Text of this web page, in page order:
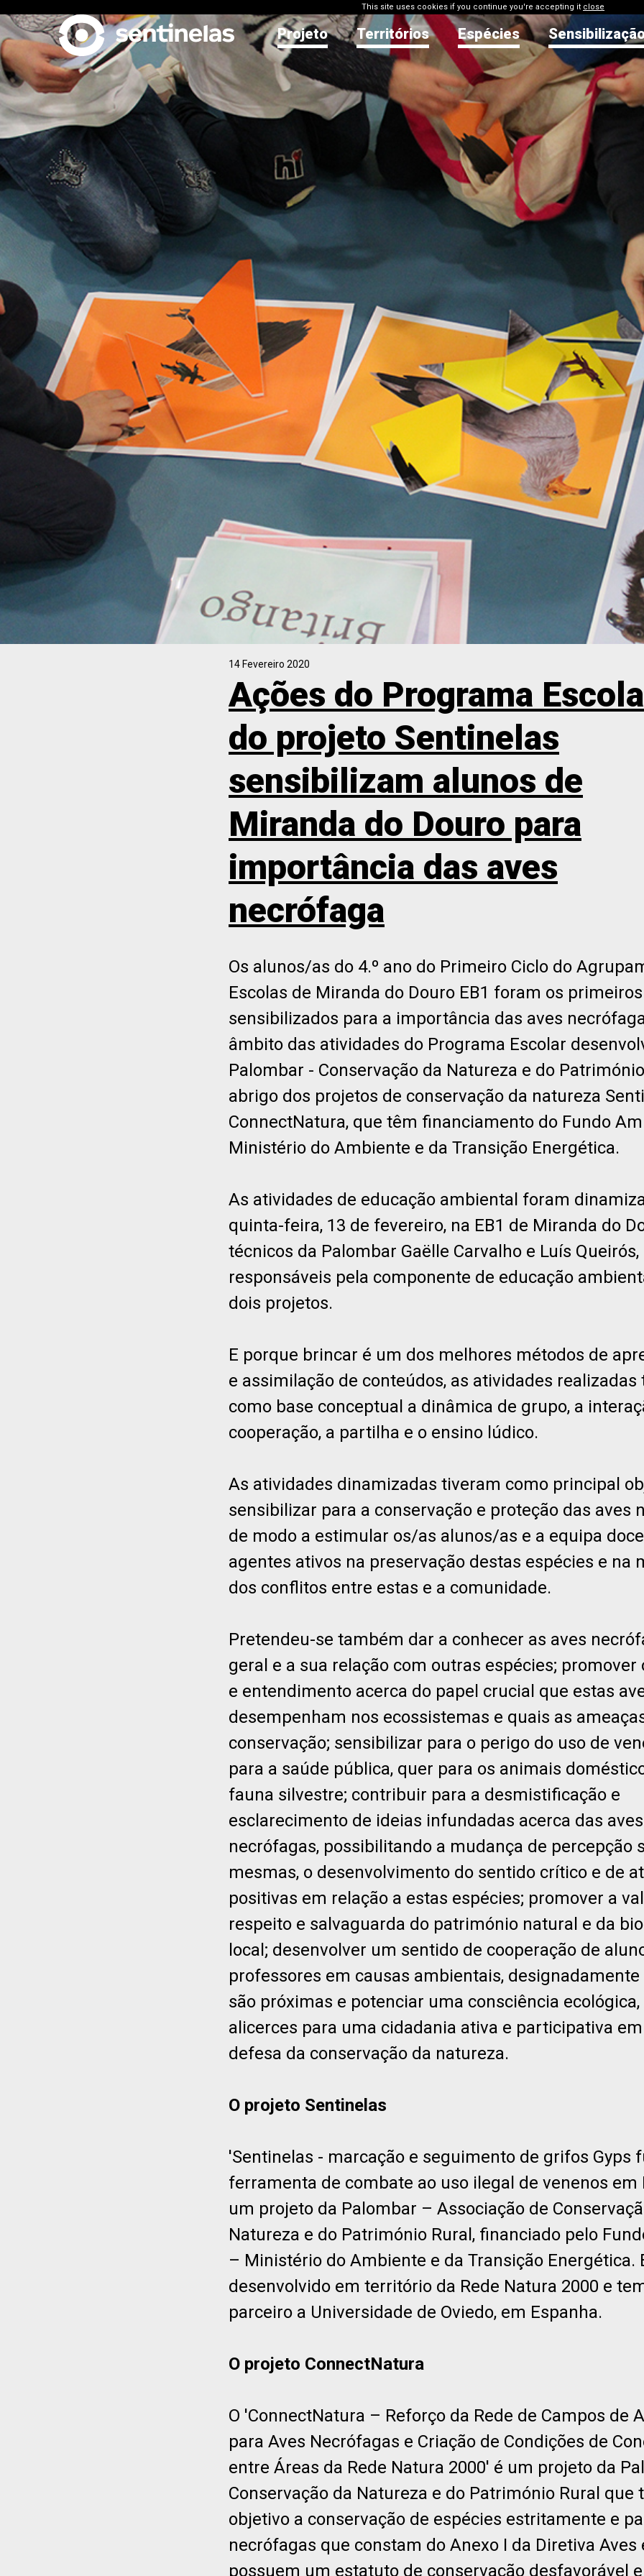
This site uses cookies if you continue you're accepting it close
Projeto Territórios Espécies
14 Fevereiro 2020
Ações do Programa
do projeto Sentinelas
sensibilizam alunos de
Miranda do Douro para
importância das aves
necrófaga
Os alunos/as do 4.º ano do Primeiro Ciclo do
Escolas de Miranda do Douro EB1 foram os
sensibilizados para a importância das aves
âmbito das atividades do Programa Escolar
Palombar - Conservação da Natureza e do
abrigo dos projetos de conservação da natureza
ConnectNatura, que têm financiamento do Fundo
Ministério do Ambiente e da Transição Energética.
As atividades de educação ambiental foram
quinta-feira, 13 de fevereiro, na EB1 de Miranda do
técnicos da Palombar Gaëlle Carvalho e Luís Queirós,
responsáveis pela componente de educação
dois projetos.
E porque brincar é um dos melhores métodos de
e assimilação de conteúdos, as atividades realizadas
como base conceptual a dinâmica de grupo, a
cooperação, a partilha e o ensino lúdico.
As atividades dinamizadas tiveram como principal
sensibilizar para a conservação e proteção das aves
de modo a estimular os/as alunos/as e a equipa
agentes ativos na preservação destas espécies e na
dos conflitos entre estas e a comunidade.
Pretendeu-se também dar a conhecer as aves
geral e a sua relação com outras espécies; promover
e entendimento acerca do papel crucial que estas
desempenham nos ecossistemas e quais as
conservação; sensibilizar para o perigo do uso de
para a saúde pública, quer para os animais
fauna silvestre; contribuir para a desmistificação e
esclarecimento de ideias infundadas acerca das aves
necrófagas, possibilitando a mudança de percepção
mesmas, o desenvolvimento do sentido crítico e de
positivas em relação a estas espécies; promover a
respeito e salvaguarda do património natural e da
local; desenvolver um sentido de cooperação de
professores em causas ambientais, designadamente
são próximas e potenciar uma consciência
alicerces para uma cidadania ativa e participativa
defesa da conservação da natureza.
O projeto Sentinelas
'Sentinelas - marcação e seguimento de grifos Gyps
ferramenta de combate ao uso ilegal de venenos em
um projeto da Palombar – Associação de
Natureza e do Património Rural, financiado pelo
– Ministério do Ambiente e da Transição Energética.
desenvolvido em território da Rede Natura 2000 e
parceiro a Universidade de Oviedo, em Espanha.
O projeto ConnectNatura
O 'ConnectNatura – Reforço da Rede de Campos de
para Aves Necrófagas e Criação de Condições de
entre Áreas da Rede Natura 2000' é um projeto da
Conservação da Natureza e do Património Rural que
objetivo a conservação de espécies estritamente e
necrófagas que constam do Anexo I da Diretiva Aves
possuem um estatuto de conservação desfavorável